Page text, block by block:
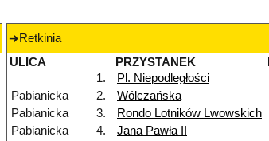
Retkinia
ULICA
PRZYSTANEK
1.
Pl. Niepodległości
Pabianicka
2. Wólczańska
Pabianicka
3. Rondo Lotników Lwowskich
Pabianicka
4. Jana Pawła II